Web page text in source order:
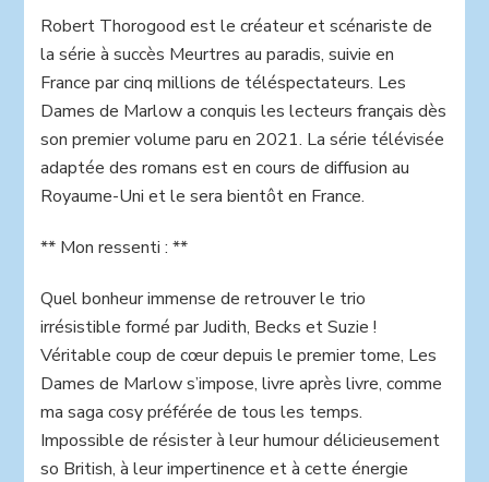
Robert Thorogood est le créateur et scénariste de
la série à succès Meurtres au paradis, suivie en
France par cinq millions de téléspectateurs. Les
Dames de Marlow a conquis les lecteurs français dès
son premier volume paru en 2021. La série télévisée
adaptée des romans est en cours de diffusion au
Royaume-Uni et le sera bientôt en France.
** Mon ressenti : **
Quel bonheur immense de retrouver le trio
irrésistible formé par Judith, Becks et Suzie !
Véritable coup de cœur depuis le premier tome, Les
Dames de Marlow s’impose, livre après livre, comme
ma saga cosy préférée de tous les temps.
Impossible de résister à leur humour délicieusement
so British, à leur impertinence et à cette énergie